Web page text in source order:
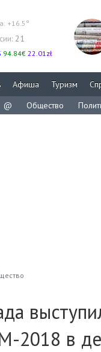
+16.5°
21
94.84€ 22.01zł
Афиша Туризм
@ Общество
2018 в